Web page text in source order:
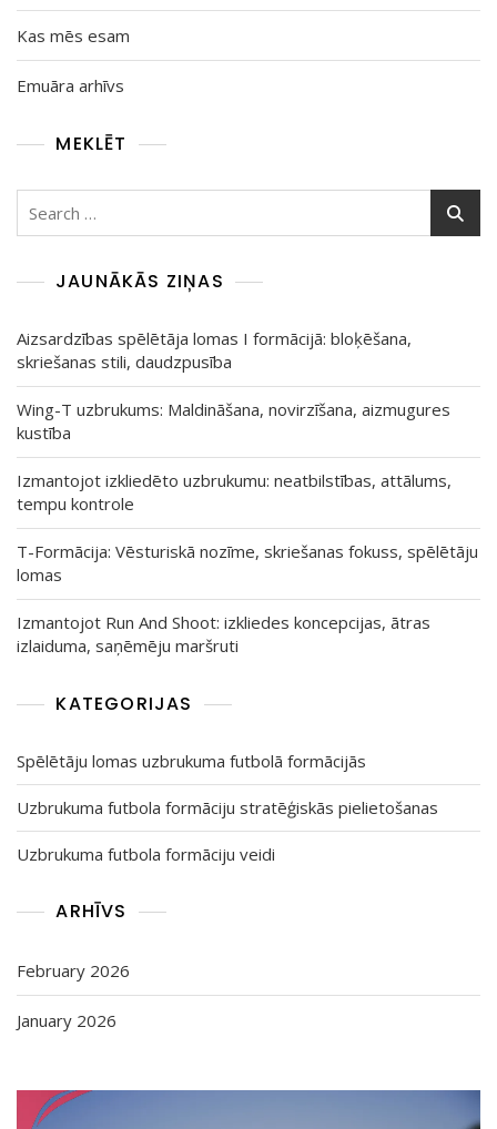
Kas mēs esam
Emuāra arhīvs
MEKLĒT
Search
JAUNĀKĀS ZIŅAS
Aizsardzības spēlētāja lomas I formācijā: bloķēšana,
skriešanas stili, daudzpusība
Wing-T uzbrukums: Maldināšana, novirzīšana, aizmugures
kustība
Izmantojot izkliedēto uzbrukumu: neatbilstības, attālums,
tempu kontrole
T-Formācija: Vēsturiskā nozīme, skriešanas fokuss, spēlētāju
lomas
Izmantojot Run And Shoot: izkliedes koncepcijas, ātras
izlaiduma, saņēmēju maršruti
KATEGORIJAS
Spēlētāju lomas uzbrukuma futbolā formācijās
Uzbrukuma futbola formāciju stratēģiskās pielietošanas
Uzbrukuma futbola formāciju veidi
ARHĪVS
February 2026
January 2026